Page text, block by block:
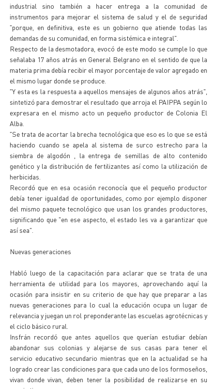
industrial sino también a hacer entrega a la comunidad de
instrumentos para mejorar el sistema de salud y el de seguridad
"porque, en definitiva, este es un gobierno que atiende todas las
demandas de su comunidad, en forma sistémica e integral".
Respecto de la desmotadora, evocó de este modo se cumple lo que
señalaba 17 años atrás en General Belgrano en el sentido de que la
materia prima debía recibir el mayor porcentaje de valor agregado en
el mismo lugar donde se produce.
"Y esta es la respuesta a aquellos mensajes de algunos años atrás",
sintetizó para demostrar el resultado que arroja el PAIPPA según lo
expresara en el mismo acto un pequeño productor de Colonia El
Alba.
"Se trata de acortar la brecha tecnológica que eso es lo que se está
haciendo cuando se apela al sistema de surco estrecho para la
siembra de algodón , la entrega de semillas de alto contenido
genético y la distribución de fertilizantes así como la utilización de
herbicidas.
Recordó que en esa ocasión reconocía que el pequeño productor
debía tener igualdad de oportunidades, como por ejemplo disponer
del mismo paquete tecnológico que usan los grandes productores,
significando que "en ese aspecto, el estado les va a garantizar que
así sea".
Nuevas generaciones
Habló luego de la capacitación para aclarar que se trata de una
herramienta de utilidad para los mayores, aprovechando aquí la
ocasión para insistir en su criterio de que hay que preparar a las
nuevas generaciones para lo cual la educación ocupa un lugar de
relevancia y juegan un rol preponderante las escuelas agrotécnicas y
el ciclo básico rural.
Insfrán recordó que antes aquellos que querían estudiar debían
abandonar sus colonias y alejarse de sus casas para tener el
servicio educativo secundario mientras que en la actualidad se ha
logrado crear las condiciones para que cada uno de los formoseños,
vivan donde vivan, deben tener la posibilidad de realizarse en su